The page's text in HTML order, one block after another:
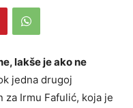
lakše je ako ne
jedna drugoj
za Irmu Fafulić, koja je